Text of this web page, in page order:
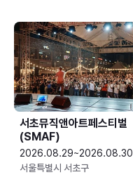
서초뮤직앤아트페스티벌
(SMAF)
2026.08.29~2026.08.30
서울특별시 서초구